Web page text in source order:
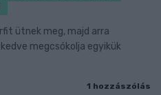
ütnek meg, majd arra
megcsókolja egyikük
1 hozzászólás